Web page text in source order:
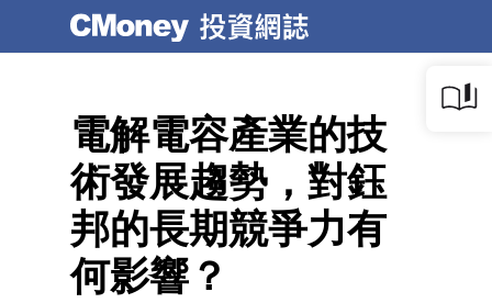
電解電容產業的技
術發展趨勢，對鈺
邦的長期競爭力有
何影響？